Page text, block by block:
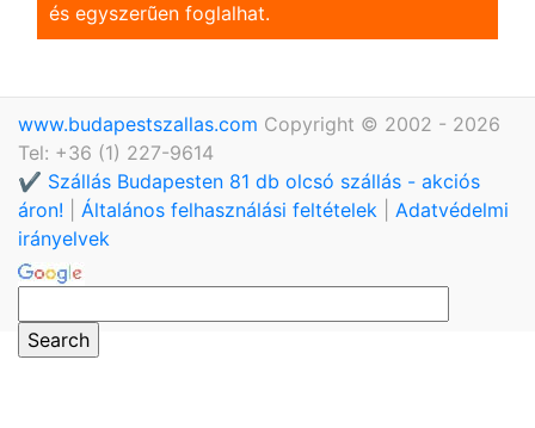
és egyszerũen foglalhat.
www.budapestszallas.com Copyright © 2002 - 2026
Tel: +36 (1) 227-9614
✔️ Szállás Budapesten 81 db olcsó szállás - akciós
áron!
Általános felhasználási feltételek
Adatvédelmi
irányelvek